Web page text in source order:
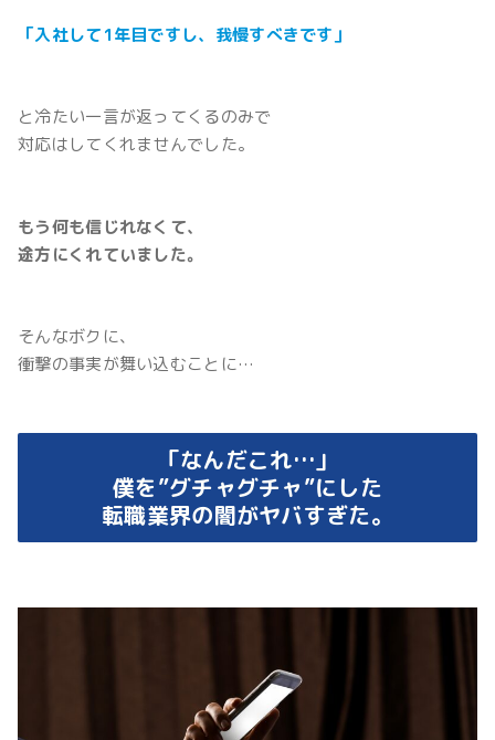
「入社して1年目ですし、我慢すべきです」
と冷たい一言が返ってくるのみで
対応はしてくれませんでした。
もう何も信じれなくて、
途方にくれていました。
そんなボクに、
衝撃の事実が舞い込むことに…
「なんだこれ…」
僕を”グチャグチャ”にした
転職業界の闇がヤバすぎた。